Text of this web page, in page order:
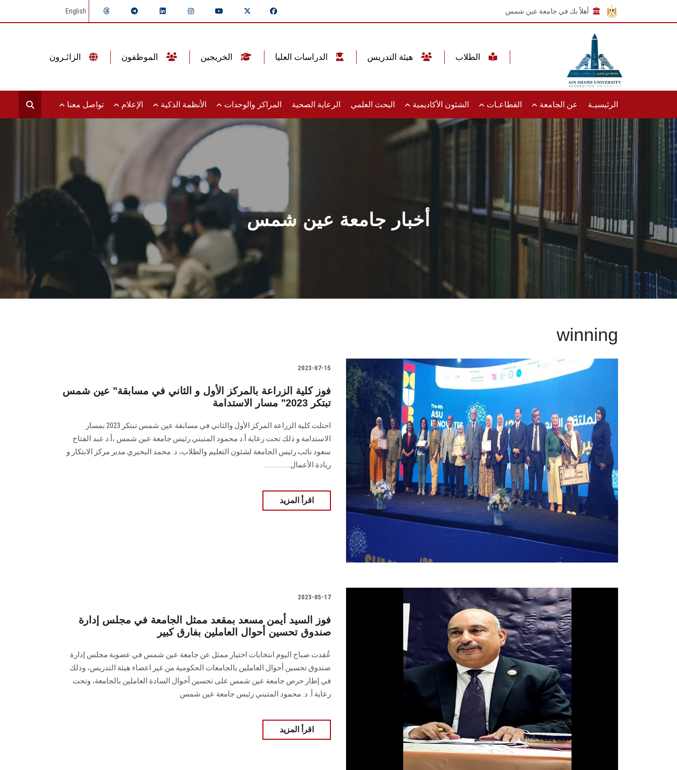
أهلاً بك في جامعة عين شمس English
الرئيسيـة عن الجامعة القطاعـات الشئون الأكاديمية البحث العلمي الرعاية الصحية المراكز والوحدات الأنظمة الذكية الإعلام تواصل معنا
أخبار جامعة عين شمس
winning
2023-07-15
فوز كلية الزراعة بالمركز الأول و الثاني في مسابقة" عين شمس
تبتكر 2023" مسار الاستدامة
احتلت كلية الزراعة المركز الأول والثاني في مسابقة عين شمس تبتكر 2023 بمسار
الاستدامة و ذلك تحت رعاية أ.د محمود المتيني رئيس جامعة عين شمس ،أ.د عبد الفتاح
سعود نائب رئيس الجامعة لشئون التعليم والطلاب، د. محمد البحيري مدير مركز الابتكار و
ريادة الأعمال.................
اقرأ المزيد
2023-05-17
فوز السيد أيمن مسعد بمقعد ممثل الجامعة في مجلس إدارة
صندوق تحسين أحوال العاملين بفارق كبير
عُقدت صباح اليوم انتخابات اختيار ممثل عن جامعة عين شمس في عضوية مجلس إدارة
صندوق تحسين أحوال العاملين بالجامعات الحكومية من غير اعضاء هيئة التدريس، وذلك
في إطار حرص جامعة عين شمس على تحسين أحوال السادة العاملين بالجامعة، وتحت
رعاية أ. د. محمود المتيني رئيس جامعة عين شمس
اقرأ المزيد